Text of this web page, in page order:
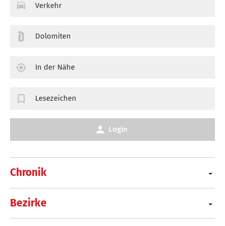
Chronik
Bezirke
Verkehr
Dolomiten
In der Nähe
Lesezeichen
Login